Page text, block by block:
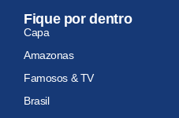
Fique por dentro
Capa
Amazonas
Famosos & TV
Brasil